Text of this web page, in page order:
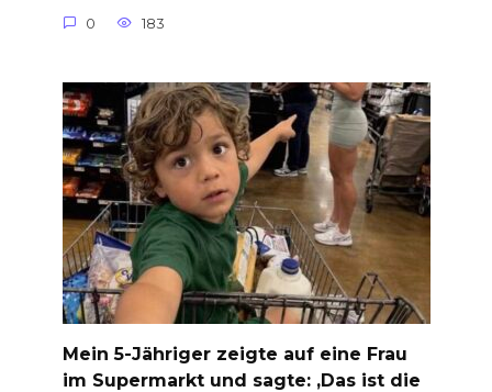
0 183
Mein 5-Jähriger zeigte auf eine Frau
im Supermarkt und sagte: ‚Das ist die